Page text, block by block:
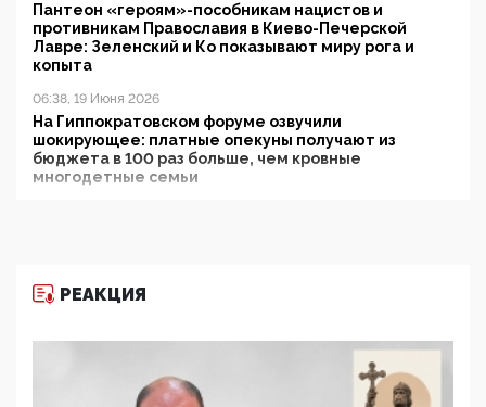
Пантеон «героям»-пособникам нацистов и
противникам Православия в Киево-Печерской
Лавре: Зеленский и Ко показывают миру рога и
копыта
06:38, 19 Июня 2026
На Гиппократовском форуме озвучили
шокирующее: платные опекуны получают из
бюджета в 100 раз больше, чем кровные
многодетные семьи
11:53, 09 Июня 2026
деятельность ИИТО ЮНЕСКО в России, но
цифроглобалисты продолжают определять
повестку в образовании
РЕАКЦИЯ